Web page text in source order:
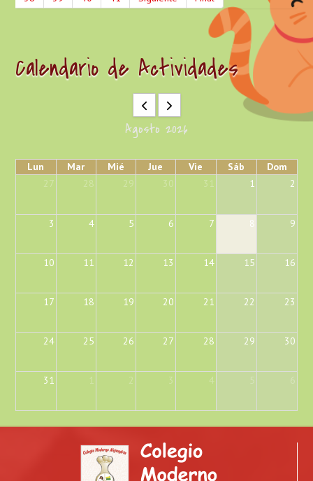
Calendario de Actividades
Agosto 2026
Lun Mar Mié Jue Vie Sáb
Dom
27
28 29 30 31 1 2
3 4 5 6 7 8 9
10 11 12 13 14 15 16
17 18 19 20 21 22 23
24 25 26 27 28 29 30
31 1 2 3 4 5 6